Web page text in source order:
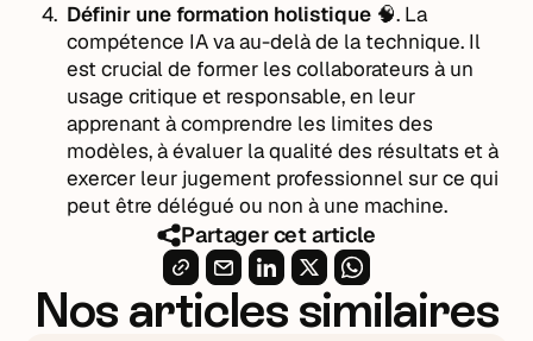
Partager cet article
Définir une formation holistique 🧠. La
compétence IA va au-delà de la technique. Il
est crucial de former les collaborateurs à un
usage critique et responsable, en leur
apprenant à comprendre les limites des
modèles, à évaluer la qualité des résultats et à
exercer leur jugement professionnel sur ce qui
peut être délégué ou non à une machine.
Nos articles similaires